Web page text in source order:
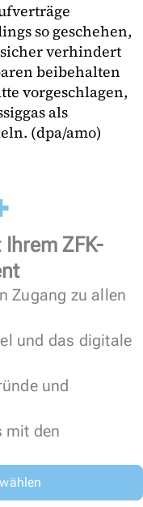
so geschehen,
sicher verhindert
beibehalten
vorgeschlagen,
als
(dpa/amo)
ZFK-
Zugang zu allen
und das digitale
und
mit den